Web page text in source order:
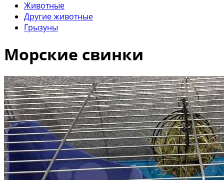
Животные
Другие животные
Грызуны
Морские свинки